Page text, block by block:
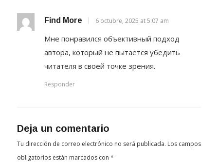
Find More 6 octubre, 2025 at 5:07 am
Мне понравился объективный подход
автора, который не пытается убедить
читателя в своей точке зрения.
Responder
Deja un comentario
Tu dirección de correo electrónico no será publicada. Los campos
obligatorios están marcados con *